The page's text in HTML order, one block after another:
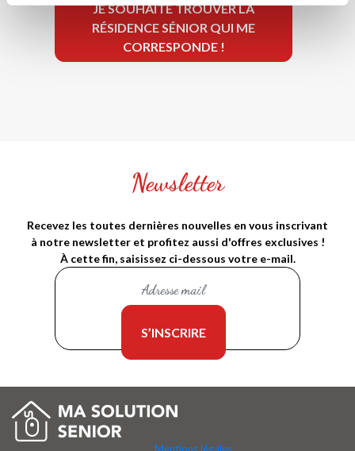
JE SOUHAITE TROUVER LA
RÉSIDENCE SÉNIOR QUI ME
CORRESPONDE !
Newsletter
Recevez les toutes dernières nouvelles en vous inscrivant
à notre newsletter et profitez aussi d'offres exclusives !
À cette fin, saisissez ci-dessous votre e-mail.